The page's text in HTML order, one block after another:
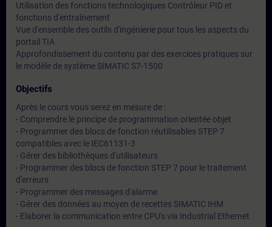
Utilisation des fonctions technologiques Contrôleur PID et
fonctions d'entraînement
Vue d'ensemble des outils d'ingénierie pour tous les aspects du
portail TIA
Approfondissement du contenu par des exercices pratiques sur
le modèle de système SIMATIC S7-1500
Objectifs
Après le cours vous serez en mesure de :
- Comprendre le principe de programmation orientée objet
- Programmer des blocs de fonction réutilisables STEP 7
compatibles avec le IEC61131-3
- Gérer des bibliothèques d'utilisateurs
- Programmer des blocs de fonction STEP 7 pour le traitement
d'erreurs
- Programmer des messages d'alarme
- Gérer des données au moyen de recettes SIMATIC IHM
- Elaborer la communication entre CPU's via Industrial Ethernet